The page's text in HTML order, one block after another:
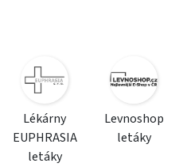
Lékárny
EUPHRASIA
letáky
Levnoshop
letáky